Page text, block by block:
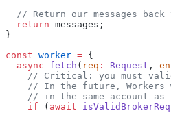
// Return our messages back
  return
messages;
}
const worker = {
  async
fetch ( req : Request ,
// Critical: you must
// In the future, Workers
// in the same account as
    if
( await